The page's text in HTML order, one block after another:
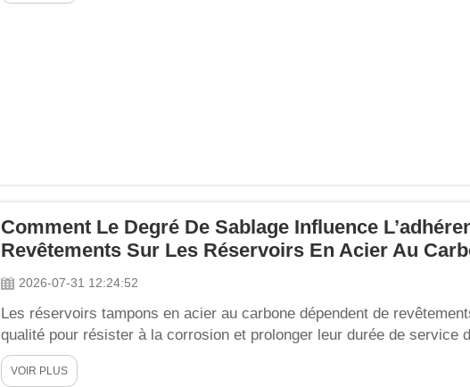
Comment Le Degré De Sablage Influence
Revêtements Sur Les Réservoirs En Acier Au
2026-07-31 12:24:52
Les réservoirs tampons en acier au carbone dépendent de
qualité pour résister à la corrosion et prolonger leur durée de service
industriels sévères. De nombreux acheteurs se concentrent sur la
l’épaisseur du revêtement, mais négligent le traitement préalable le
VOIR PLUS